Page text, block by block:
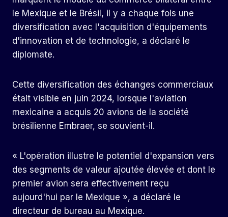
le Mexique et le Brésil, il y a chaque fois une
diversification avec l'acquisition d'équipements
d'innovation et de technologie, a déclaré le
diplomate.
Cette diversification des échanges commerciaux
était visible en juin 2024, lorsque l'aviation
mexicaine a acquis 20 avions de la société
brésilienne Embraer, se souvient-il.
« L'opération illustre le potentiel d'expansion vers
des segments de valeur ajoutée élevée et dont le
premier avion sera effectivement reçu
aujourd'hui par le Mexique », a déclaré le
directeur de bureau au Mexique.